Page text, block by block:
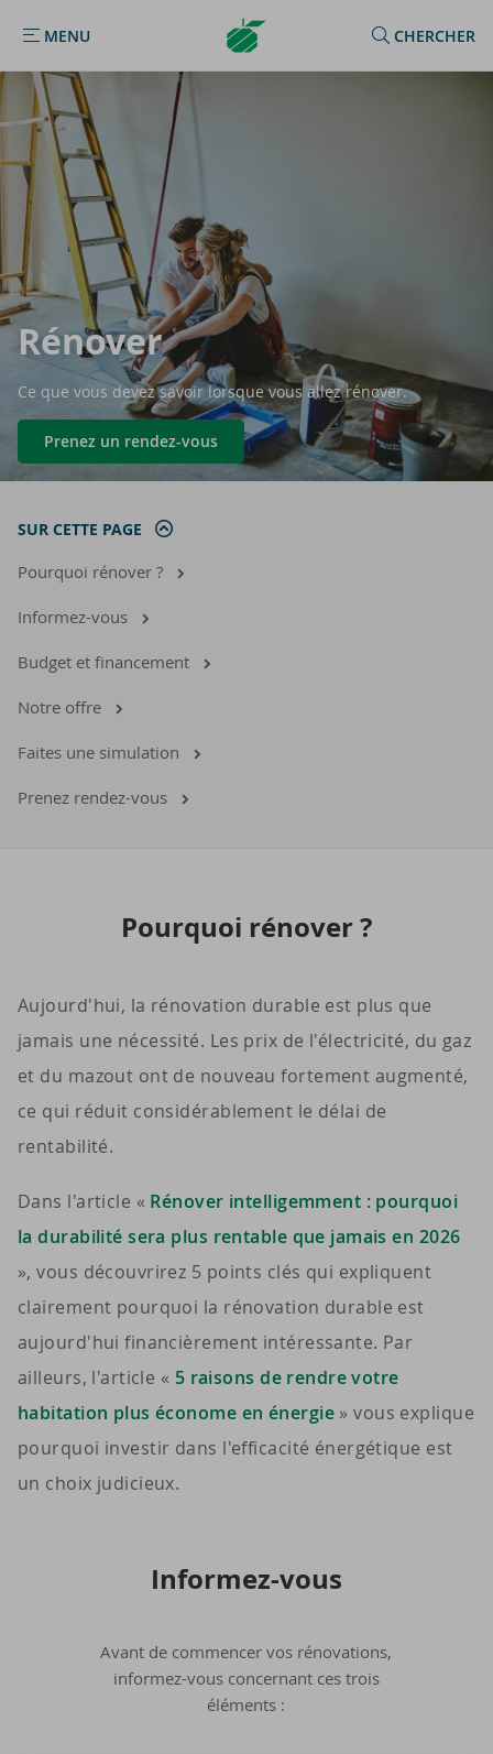
MENU
MENU
Argenta
Homepage
CHERCHER
Ré­no­ver
Ce que vous devez savoir lorsque vous allez rénover.
Prenez un rendez-vous
SUR CETTE PAGE
Pourquoi rénover ?
Informez-vous
Budget et financement
Notre offre
Faites une simulation
Prenez rendez-vous
Pour­quoi ré­no­ver ?
Aujourd'hui, la rénovation durable est plus que
jamais une nécessité. Les prix de l'électricité, du gaz
et du mazout ont de nouveau fortement augmenté,
ce qui réduit considérablement le délai de
rentabilité.
Dans l'article « Rénover intelligemment : pourquoi
la durabilité sera plus rentable que jamais en 2026
», vous découvrirez 5 points clés qui expliquent
clairement pourquoi la rénovation durable est
aujourd'hui financièrement intéressante. Par
ailleurs, l'article « 5 raisons de rendre votre
habitation plus économe en énergie» vous explique
pourquoi investir dans l'efficacité énergétique est
un choix judicieux.
Informez-​vous
Avant de commencer vos rénovations,
informez-vous concernant ces trois
éléments :